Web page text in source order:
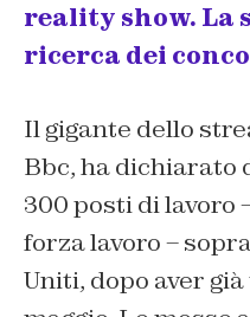
reality show. La
ricerca dei
Il gigante dello
Bbc, ha dichiarato
300 posti di lavoro
forza lavoro –
Uniti, dopo aver